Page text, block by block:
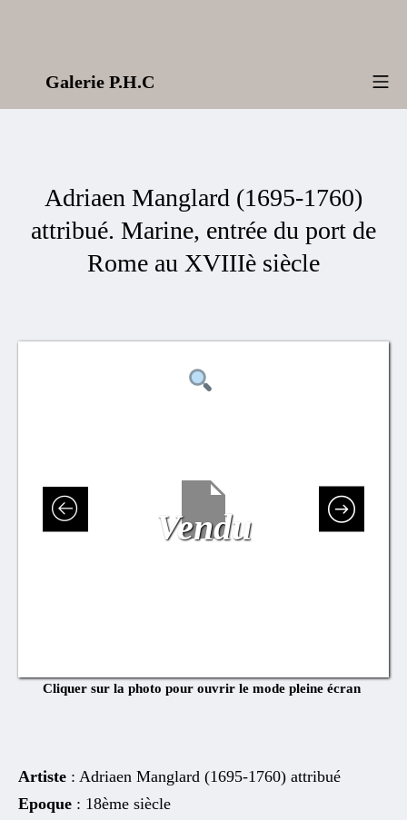
Galerie P.H.C
Adriaen Manglard (1695-1760)
attribué. Marine, entrée du port de
Rome au XVIIIè siècle
Vendu
Cliquer sur la photo pour ouvrir le mode pleine écran
Artiste : Adriaen Manglard (1695-1760) attribué
Epoque : 18ème siècle